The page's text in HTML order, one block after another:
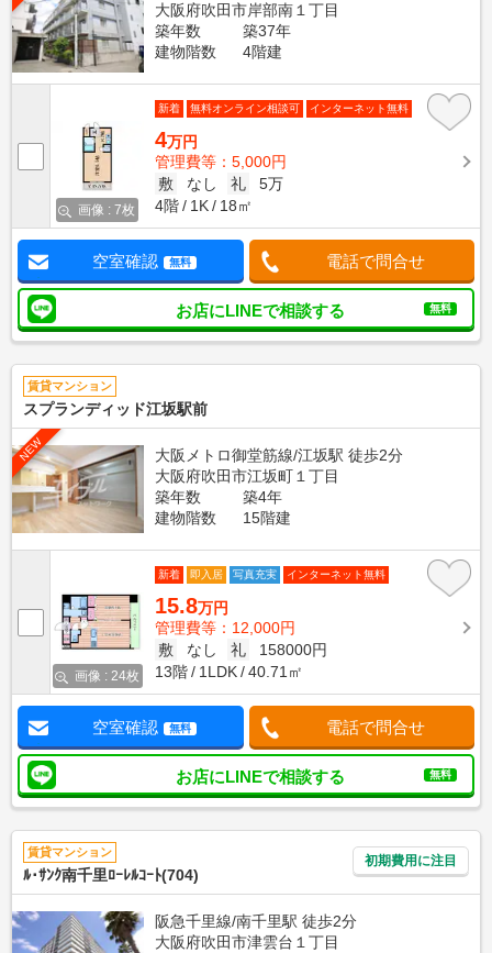
大阪府吹田市岸部南１丁目
築年数
築37年
建物階数
4階建
画像 : 7枚
新着 無料オンライン相談可 インターネット無料
4万円
管理費等：5,000円
敷
なし 礼
5万
4階
1K 18㎡
空室確認 無料 電話で問合せ
お店にLINEで相談する 無料
賃貸マンション
スプランディッド江坂駅前
NEW
大阪メトロ御堂筋線/江坂駅 徒歩2分
大阪府吹田市江坂町１丁目
築年数
築4年
建物階数
15階建
画像 : 24枚
新着 即入居 写真充実 インターネット無料
15.8万円
管理費等：12,000円
敷
なし 礼
158000円
13階
1LDK 40.71㎡
空室確認 無料 電話で問合せ
お店にLINEで相談する 無料
賃貸マンション
ﾙ･ｻﾝｸ南千里ﾛｰﾚﾙｺｰﾄ(704)
初期費用に注目
阪急千里線/南千里駅 徒歩2分
大阪府吹田市津雲台１丁目